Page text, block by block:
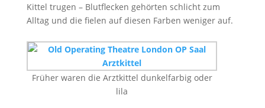
Kittel trugen – Blutflecken gehörten schlicht zum
Alltag und die fielen auf diesen Farben weniger auf.
Früher waren die Arztkittel dunkelfarbig oder
lila